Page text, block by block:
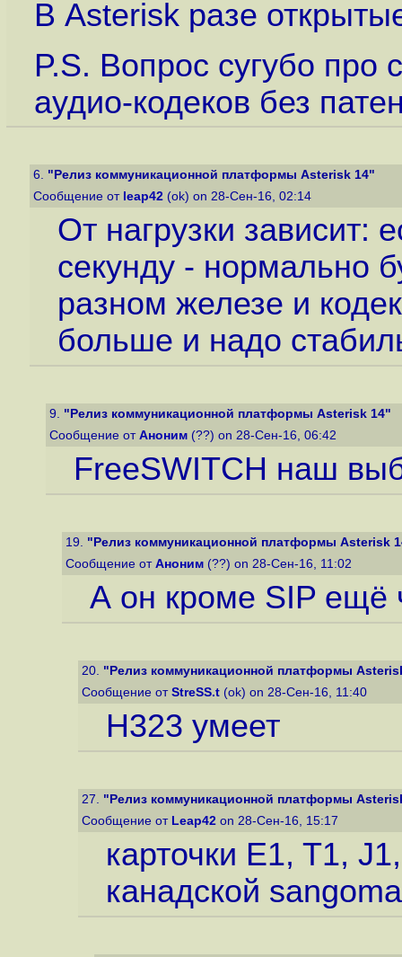
В Asterisk разе
P.S. Вопрос сугубо про
аудио-кодеков без
6. "Релиз коммуникационной платформы Asterisk 14"
Сообщение от leap42 (ok) on 28-Сен-16, 02:14
От нагрузки зависит:
секунду - нормально
разном железе и
больше и надо
9. "Релиз коммуникационной платформы Asterisk 14"
Сообщение от Аноним (??) on 28-Сен-16, 06:42
FreeSWITCH наш
19. "Релиз коммуникационной платформы Asterisk
Сообщение от Аноним (??) on 28-Сен-16, 11:02
А он кроме SIP ещё
20. "Релиз коммуникационной платформы
Сообщение от StreSS.t (ok) on 28-Сен-16, 11:40
H323 умеет
27. "Релиз коммуникационной платформы
Сообщение от Leap42 on 28-Сен-16, 15:17
карточки E1, T1,
канадской